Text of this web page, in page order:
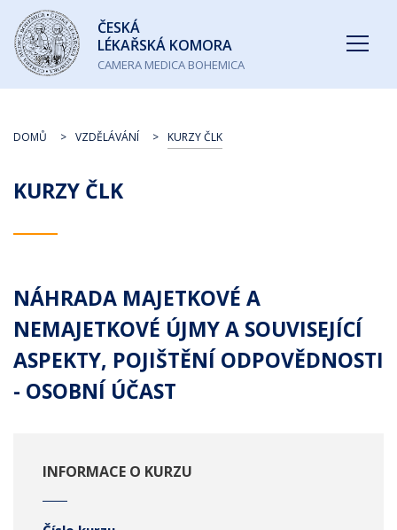
Česká
lékařská
komora
ČESKÁ
LÉKAŘSKÁ KOMORA
CAMERA MEDICA BOHEMICA
KURZY ČLK
DOMŮ VZDĚLÁVÁNÍ KURZY ČLK
NÁHRADA MAJETKOVÉ A
NEMAJETKOVÉ ÚJMY A SOUVISEJÍCÍ
ASPEKTY, POJIŠTĚNÍ ODPOVĚDNOSTI
- OSOBNÍ ÚČAST
INFORMACE O KURZU